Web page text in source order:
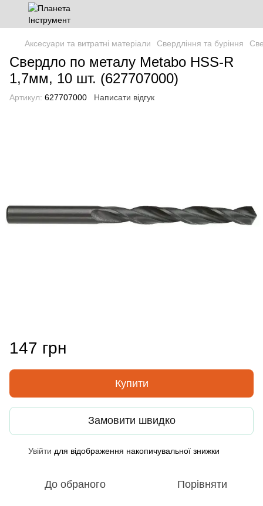
Аксесуари та витратні матеріали Свердління та буріння
Свердло по металу Metabo HSS-R
1,7мм, 10 шт. (627707000)
Артикул: 627707000 Написати відгук
147 грн
Купити
Замовити швидко
Увійти для відображення накопичувальної знижки
До обраного Порівняти